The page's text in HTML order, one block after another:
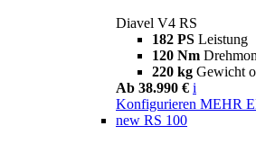
Diavel V4 RS
182 PS Leistung
120 Nm
220 kg Gewicht
Ab 38.990 € i
Konfigurieren MEHR
new RS 100